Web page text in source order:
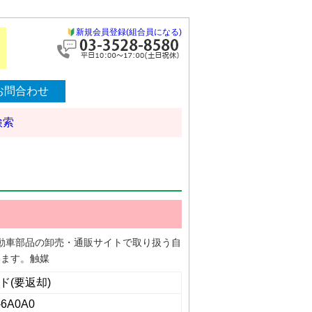
新規会員登録(組合員になる)
問合わせ
索
部品の卸売・通販サイトで取り扱う自
す。触媒
(要返却)